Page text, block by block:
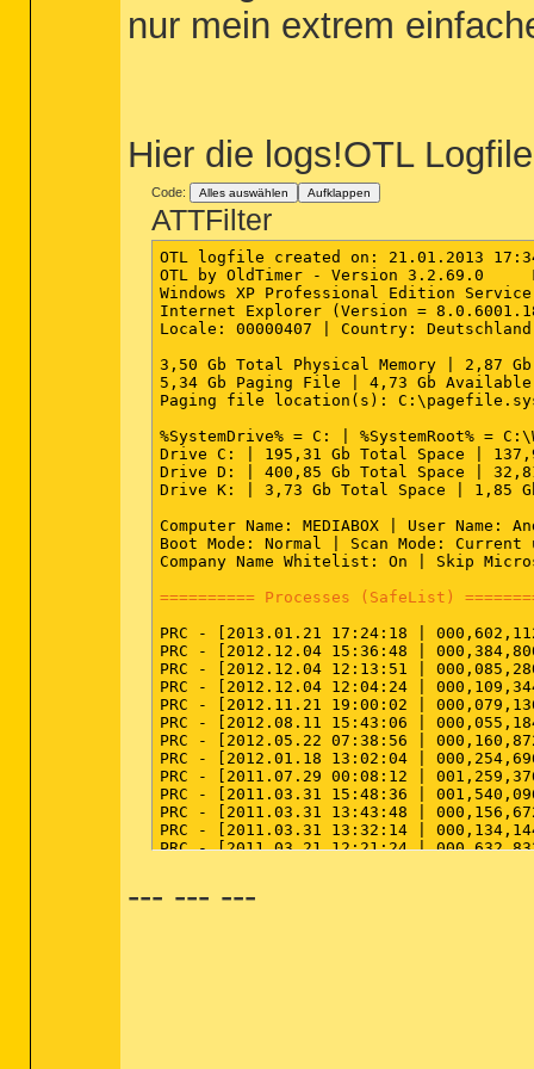
nur mein extrem
Hier die logs!OTL
Code: Alles auswählen Aufklappen
ATTFilter
OTL logfile created on: 21.01.2013
OTL by OldTimer - Version 3.2.69.0
Windows XP Professional Edition
Internet Explorer (Version =
Locale: 00000407 | Country:
3,50 Gb Total Physical Memory | 2,87
5,34 Gb Paging File | 4,73 Gb
Paging file location(s):
%SystemDrive% = C: | %SystemRoot% =
Drive C: | 195,31 Gb Total Space |
Drive D: | 400,85 Gb Total Space |
Drive K: | 3,73 Gb Total Space | 1,85
Computer Name: MEDIABOX | User
Boot Mode: Normal | Scan Mode:
Company Name Whitelist: On | Skip
========== Processes (SafeList)
PRC - [2013.01.21 17:24:18 |
PRC - [2012.12.04 15:36:48 |
PRC - [2012.12.04 12:13:51 |
PRC - [2012.12.04 12:04:24 |
PRC - [2012.11.21 19:00:02 |
PRC - [2012.08.11 15:43:06 |
PRC - [2012.05.22 07:38:56 |
PRC - [2012.01.18 13:02:04 |
PRC - [2011.07.29 00:08:12 |
PRC - [2011.03.31 15:48:36 |
PRC - [2011.03.31 13:43:48 |
PRC - [2011.03.31 13:32:14 |
PRC - [2011.03.21 12:21:24 |
PRC - [2010.09.04 09:15:42 |
--- --- ---